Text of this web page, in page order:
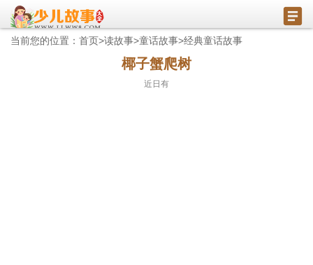
当前您的位置： 首页>读故事>童话故事>经典童话故事
椰子蟹爬树
近日有